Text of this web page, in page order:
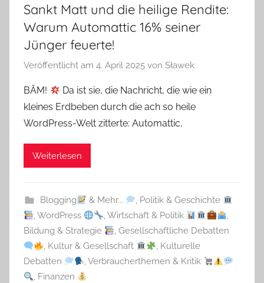
Sankt Matt und die heilige Rendite:
Warum Automattic 16% seiner
Jünger feuerte!
Veröffentlicht am 4. April 2025 von Sławek
BÄM!
Da ist sie, die Nachricht, die wie ein
kleines Erdbeben durch die ach so heile
WordPress-Welt zitterte: Automattic,
Weiterlesen
Blogging & Mehr... , Politik & Geschichte
,WordPress ,Wirtschaft & Politik
,
Bildung & Strategie
,Gesellschaftliche Debatten
, Kultur & Gesellschaft , Kulturelle
Debatten
,Verbraucherthemen & Kritik
, Finanzen